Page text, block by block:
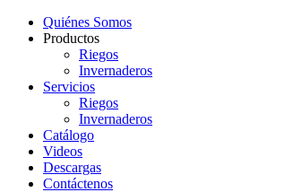
Quiénes Somos
Productos
Riegos
Invernaderos
Servicios
Riegos
Invernaderos
Catálogo
Videos
Descargas
Contáctenos